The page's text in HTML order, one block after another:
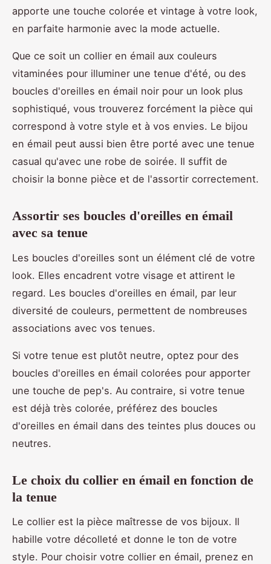
apporte une touche colorée et vintage à votre look,
en parfaite harmonie avec la mode actuelle.
Que ce soit un collier en émail aux couleurs
vitaminées pour illuminer une tenue d'été, ou des
boucles d'oreilles en émail noir pour un look plus
sophistiqué, vous trouverez forcément la pièce qui
correspond à votre style et à vos envies. Le bijou
en émail peut aussi bien être porté avec une tenue
casual qu'avec une robe de soirée. Il suffit de
choisir la bonne pièce et de l'assortir correctement.
Assortir ses boucles d'oreilles en émail
avec sa tenue
Les boucles d'oreilles sont un élément clé de votre
look. Elles encadrent votre visage et attirent le
regard. Les boucles d'oreilles en émail, par leur
diversité de couleurs, permettent de nombreuses
associations avec vos tenues.
Si votre tenue est plutôt neutre, optez pour des
boucles d'oreilles en émail colorées pour apporter
une touche de pep's. Au contraire, si votre tenue
est déjà très colorée, préférez des boucles
d'oreilles en émail dans des teintes plus douces ou
neutres.
Le choix du collier en émail en fonction de
la tenue
Le collier est la pièce maîtresse de vos bijoux. Il
habille votre décolleté et donne le ton de votre
style. Pour choisir votre collier en émail, prenez en